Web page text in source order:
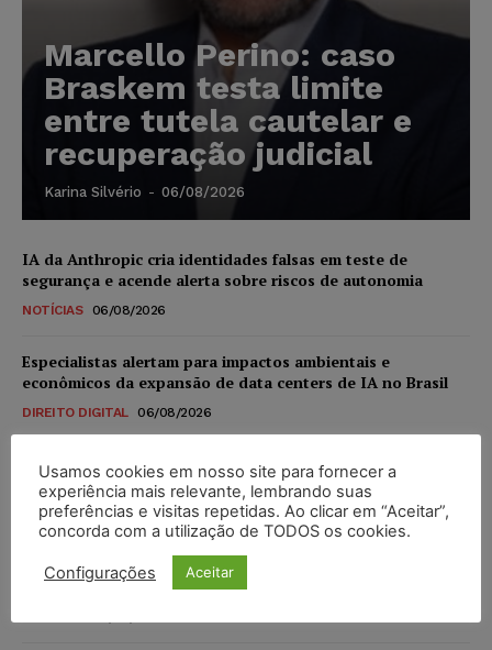
Marcello Perino: caso
Braskem testa limite
entre tutela cautelar e
recuperação judicial
Karina Silvério - 06/08/2026
IA da Anthropic cria identidades falsas em teste de
segurança e acende alerta sobre riscos de autonomia
NOTÍCIAS 06/08/2026
Especialistas alertam para impactos ambientais e
econômicos da expansão de data centers de IA no Brasil
DIREITO DIGITAL 06/08/2026
TSE reforça que sistemas das urnas eletrônicas tornam-se
invioláveis após assinatura digital e lacração
NOTÍCIAS 06/08/2026
STF inicia julgamento sobre constitucionalidade da
proibição dos jogos de azar no Brasil
Usamos cookies em nosso site para fornecer a
experiência mais relevante, lembrando suas
preferências e visitas repetidas. Ao clicar em “Aceitar”,
concorda com a utilização de TODOS os cookies.
Configurações Aceitar